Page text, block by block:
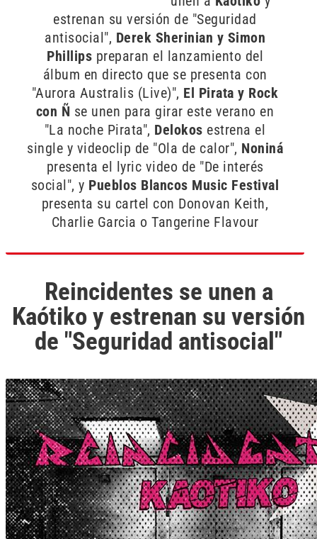
estrenan su versión de "Seguridad
antisocial", Derek Sherinian y Simon
Phillips preparan el lanzamiento del
álbum en directo que se presenta con
"Aurora Australis (Live)", El Pirata y Rock
con Ñ se unen para girar este verano en
"La noche Pirata", Delokos estrena el
single y videoclip de "Ola de calor", Noniná
presenta el lyric video de "De interés
social", y Pueblos Blancos Music Festival
presenta su cartel con Donovan Keith,
Charlie Garcia o Tangerine Flavour
Reincidentes se unen a
Kaótiko y estrenan su versión
de "Seguridad antisocial"